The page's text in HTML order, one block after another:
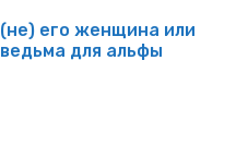
(не) его женщина или
ведьма для альфы